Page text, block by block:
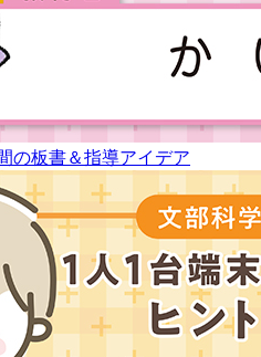
の板書＆指導アイデア